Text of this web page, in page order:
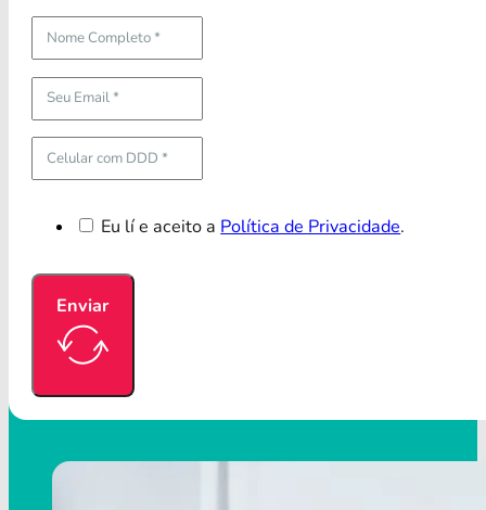
Eu lí e aceito a Política de Privacidade.
Enviar